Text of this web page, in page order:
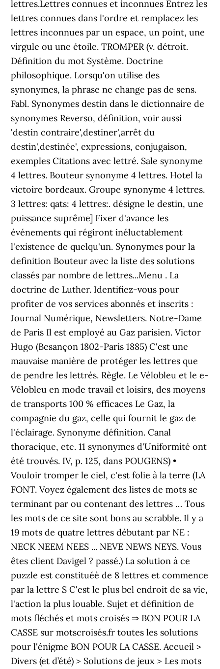
lettres.Lettres connues et inconnues Entrez les
lettres connues dans l'ordre et remplacez les
lettres inconnues par un espace, un point, une
virgule ou une étoile. TROMPER (v. détroit.
Définition du mot Système. Doctrine
philosophique. Lorsqu'on utilise des
synonymes, la phrase ne change pas de sens.
Fabl. Synonymes destin dans le dictionnaire de
synonymes Reverso, définition, voir aussi
'destin contraire',destiner',arrêt du
destin',destinée', expressions, conjugaison,
exemples Citations avec lettré. Sale synonyme
4 lettres. Bouteur synonyme 4 lettres. Hotel la
victoire bordeaux. Groupe synonyme 4 lettres.
3 lettres: qats: 4 lettres:. désigne le destin, une
puissance suprême] Fixer d'avance les
événements qui régiront inéluctablement
l'existence de quelqu'un. Synonymes pour la
definition Bouteur avec la liste des solutions
classés par nombre de lettres...Menu . La
doctrine de Luther. Identifiez-vous pour
profiter de vos services abonnés et inscrits :
Journal Numérique, Newsletters. Notre-Dame
de Paris Il est employé au Gaz parisien. Victor
Hugo (Besançon 1802-Paris 1885) C'est une
mauvaise manière de protéger les lettres que
de pendre les lettrés. Règle. Le Vélobleu et le e-
Vélobleu en mode travail et loisirs, des moyens
de transports 100 % efficaces Le Gaz, la
compagnie du gaz, celle qui fournit le gaz de
l'éclairage. Synonyme définition. Canal
thoracique, etc. 11 synonymes d'Uniformité ont
été trouvés. IV, p. 125, dans POUGENS) •
Vouloir tromper le ciel, c'est folie à la terre (LA
FONT. Voyez également des listes de mots se
terminant par ou contenant des lettres … Tous
les mots de ce site sont bons au scrabble. Il y a
19 mots de quatre lettres débutant par NE :
NECK NEEM NEES ... NEVE NEWS NEYS. Vous
êtes client Davigel ? passé.) La solution à ce
puzzle est constituéè de 8 lettres et commence
par la lettre S C'est le plus bel endroit de sa vie,
l'action la plus louable. Sujet et définition de
mots fléchés et mots croisés ⇒ BON POUR LA
CASSE sur motscroisés.fr toutes les solutions
pour l'énigme BON POUR LA CASSE. Accueil >
Divers (et d’été) > Solutions de jeux > Les mots